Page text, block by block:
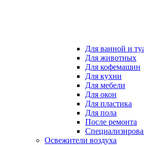
Для ванной и
Для животных
Для кофемашин
Для кухни
Для мебели
Для окон
Для пластика
Для пола
После ремонта
Освежители воздуха